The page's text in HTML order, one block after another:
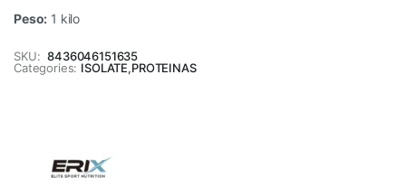
Peso: 1 kilo
SKU: 8436046151635
Categories: ISOLATE,PROTEINAS